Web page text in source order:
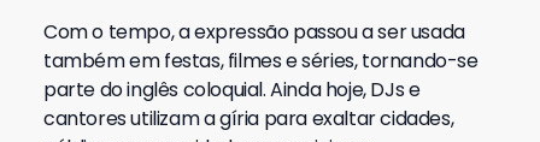
Com o tempo, a expressão passou a ser usada
também em festas, filmes e séries, tornando-se
parte do inglês coloquial. Ainda hoje, DJs e
cantores utilizam a gíria para exaltar cidades,